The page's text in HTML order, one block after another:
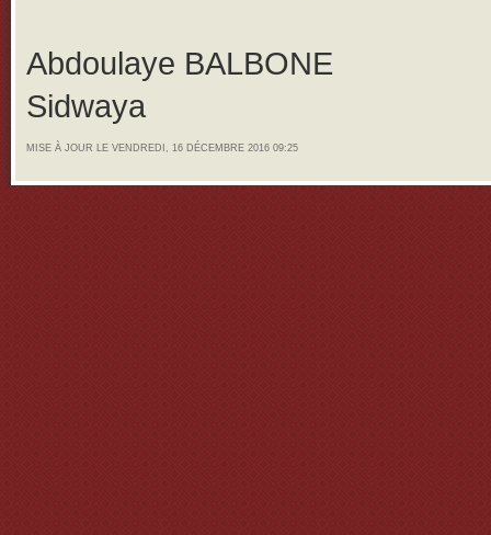
Abdoulaye BALBONE
Sidwaya
MISE À JOUR LE VENDREDI, 16 DÉCEMBRE 2016 09:25